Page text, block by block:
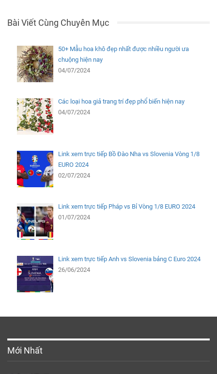
Bài Viết Cùng Chuyên Mục
50+ Mẫu hoa khô đẹp nhất được nhiều người ưa
chuộng hiện nay
04/07/2024
Các loại hoa giả trang trí đẹp phổ biến hiện nay
04/07/2024
Link xem trực tiếp Bồ Đào Nha vs Slovenia Vòng 1/8
EURO 2024
02/07/2024
Link xem trực tiếp Pháp vs Bỉ Vòng 1/8 EURO 2024
01/07/2024
Link xem trực tiếp Anh vs Slovenia bảng C Euro 2024
26/06/2024
Mới Nhất